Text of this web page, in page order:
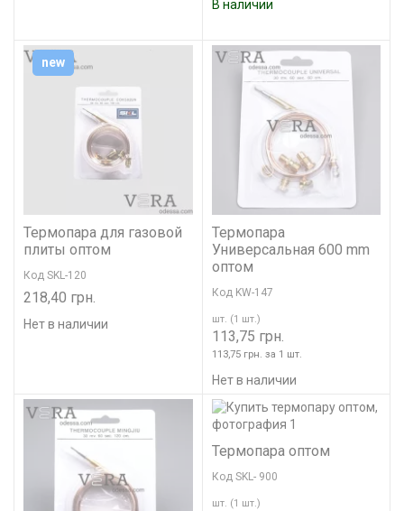
В наличии
Термопара для газовой
плиты оптом
Код SKL-120
218,40 грн.
Нет в наличии
new
Термопара
Универсальная 600 mm
оптом
Код KW-147
шт. (1 шт.)
113,75 грн.
113,75 грн. за 1 шт.
Нет в наличии
Термопара оптом
Код SKL- 900
шт. (1 шт.)